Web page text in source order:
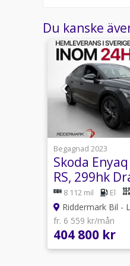
Utrustning/
delvis i
Du kanske
1
Begagnad 2023
Skoda
RS, 299hk
Panorama
MOMS
8 112 mil El
Riddermark Bil -
fr. 6 559 kr/mån
404 800 kr